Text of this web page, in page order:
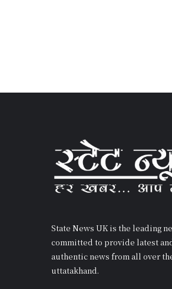
State News UK is the leading
committed to provide latest
authentic news from all over
uttatakhand.